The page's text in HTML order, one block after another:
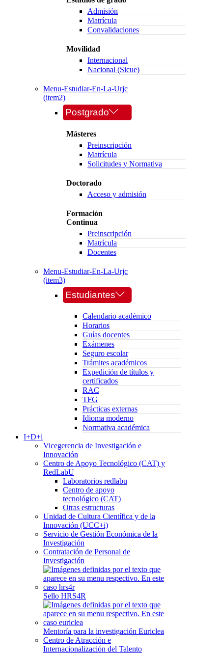
Admisión
Matrícula
Convalidaciones
Movilidad
Internacional
Nacional (Sicue)
Menu-Estudiar-En-La-Urjc
(item2)
Postgrado
Másteres
Preinscripción
Matrícula
Solicitudes y Normativa
Doctorado
Acceso y admisión
Formación
Continua
Preinscripción
Matrícula
Docentes
Menu-Estudiar-En-La-Urjc
(item3)
Estudiantes
Calendario académico
Horarios
Guías docentes
Exámenes
Seguro escolar
Trámites académicos
Expedición de títulos y
certificados
RAC
TFG
Prácticas externas
Idioma moderno
Normativa académica
I+D+i
Vicegerencia de Investigación e
Innovación
Centro de Apoyo Tecnológico (CAT) y
RedLabU
Laboratorios redlabu
Centro de apoyo
tecnológico (CAT)
Otras estructuras
Unidad de Cultura Científica y de la
Innovación (UCC+i)
Servicio de Gestión Económica de la
Investigación
Contratación de Personal de
Investigación
Sello HRS4R
Mentoría para la investigación Euriclea
Centro de Atracción e
Internacionalización del Talento